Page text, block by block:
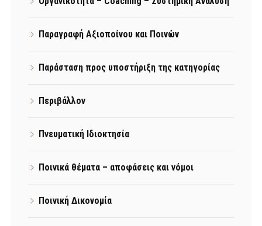
Παραγραφή Αξιοποίνου και Ποινών
Παράσταση προς υποστήριξη της κατηγορίας
Περιβάλλον
Πνευματική Ιδιοκτησία
Ποινικά θέματα – αποφάσεις και νόμοι
Ποινική Δικονομία